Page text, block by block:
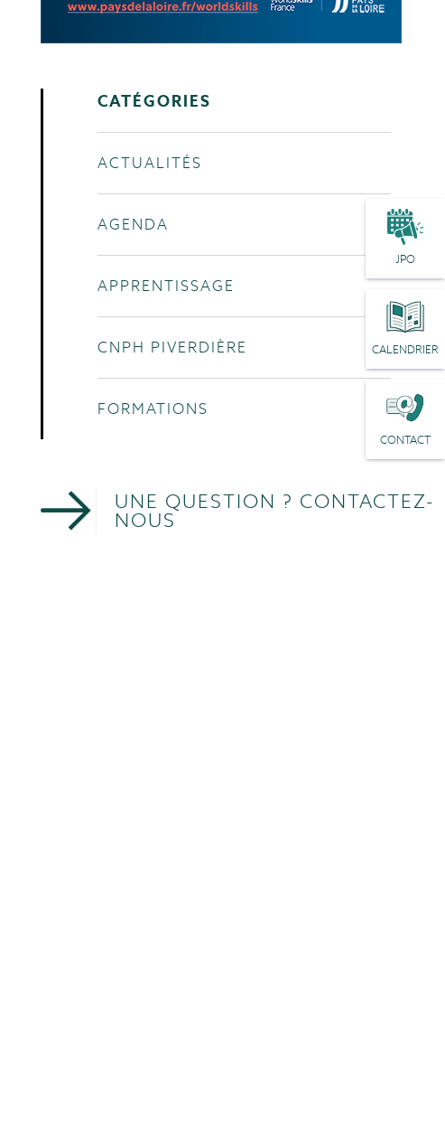
JPO
CALENDRIER
CONTACT
CATÉGORIES
ACTUALITÉS
AGENDA
APPRENTISSAGE
CNPH PIVERDIÈRE
FORMATIONS
UNE QUESTION ? CONTACTEZ-
NOUS